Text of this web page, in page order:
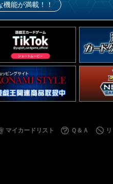
能が満載！！
マイカードリスト Ｑ＆Ａ